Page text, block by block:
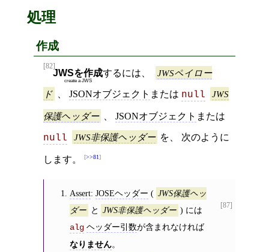
処理
作成
[82]
JWSを作成
create a JWS
するには、 JWSペイロー
ド JSONオブジェクト または null JWS
保護ヘッダー JSONオブジェクト または
null JWS非保護ヘッダー を、 次のように
します。 >>81
[87]
Assert:JOSEヘッダー ( JWS保護ヘッ
ダー と JWS非保護ヘッダー ) には
alg ヘッダー引数が含まれなければ
なりません。